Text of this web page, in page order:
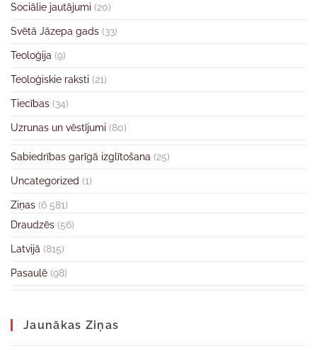
Sociālie jautājumi (20)
Svētā Jāzepa gads (33)
Teoloģija (9)
Teoloģiskie raksti (21)
Tiecības (34)
Uzrunas un vēstījumi (80)
Sabiedrības garīgā izglītošana (25)
Uncategorized (1)
Ziņas (6 581)
Draudzēs (56)
Latvijā (815)
Pasaulē (98)
Jaunākas Ziņas